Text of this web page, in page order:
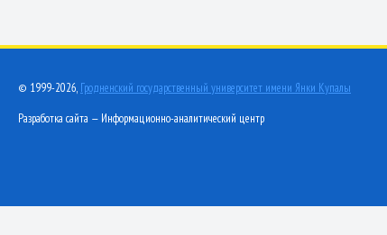
© 1999-2026, Гродненский государственный университет имени Янки Купалы
Разработка сайта — Информационно-аналитический центр